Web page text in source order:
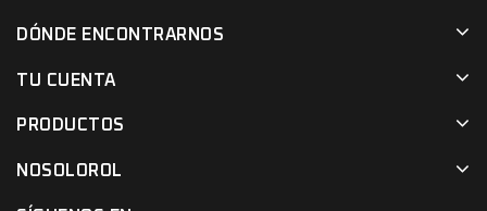
DÓNDE ENCONTRARNOS
TU CUENTA
PRODUCTOS
NOSOLOROL